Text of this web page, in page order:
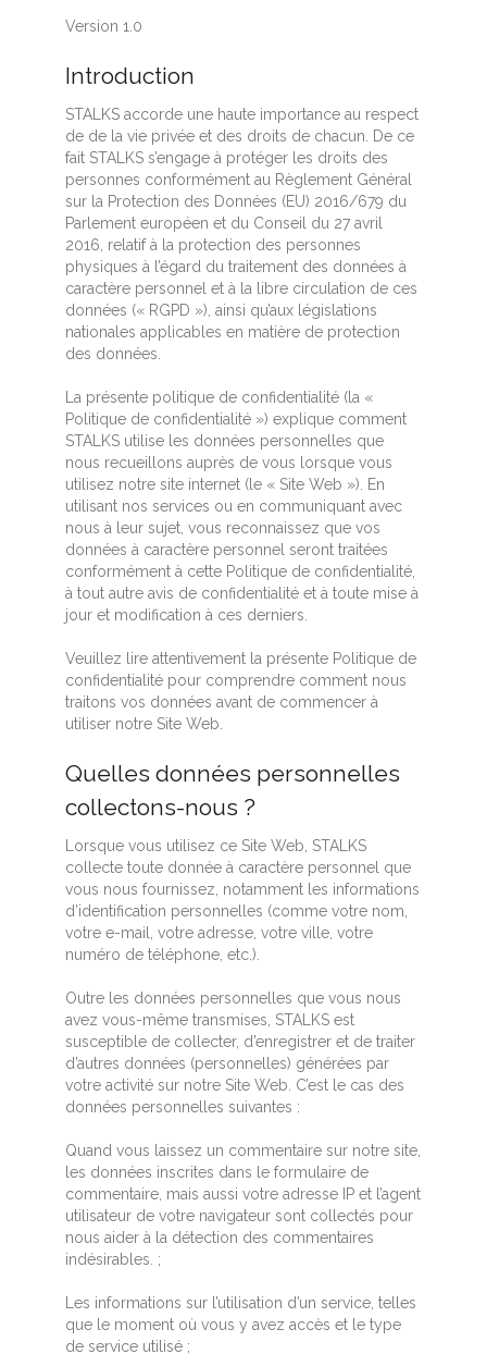
Version 1.0
Introduction
STALKS accorde une haute importance au respect
de de la vie privée et des droits de chacun. De ce
fait STALKS s’engage à protéger les droits des
personnes conformément au Règlement Général
sur la Protection des Données (EU) 2016/679 du
Parlement européen et du Conseil du 27 avril
2016, relatif à la protection des personnes
physiques à l’égard du traitement des données à
caractère personnel et à la libre circulation de ces
données (« RGPD »), ainsi qu’aux législations
nationales applicables en matière de protection
des données.
La présente politique de confidentialité (la «
Politique de confidentialité ») explique comment
STALKS utilise les données personnelles que
nous recueillons auprès de vous lorsque vous
utilisez notre site internet (le « Site Web »). En
utilisant nos services ou en communiquant avec
nous à leur sujet, vous reconnaissez que vos
données à caractère personnel seront traitées
conformément à cette Politique de confidentialité,
à tout autre avis de confidentialité et à toute mise à
jour et modification à ces derniers.
Veuillez lire attentivement la présente Politique de
confidentialité pour comprendre comment nous
traitons vos données avant de commencer à
utiliser notre Site Web.
Quelles données personnelles
collectons-nous ?
Lorsque vous utilisez ce Site Web, STALKS
collecte toute donnée à caractère personnel que
vous nous fournissez, notamment les informations
d’identification personnelles (comme votre nom,
votre e-mail, votre adresse, votre ville, votre
numéro de téléphone, etc.).
Outre les données personnelles que vous nous
avez vous-même transmises, STALKS est
susceptible de collecter, d’enregistrer et de traiter
d’autres données (personnelles) générées par
votre activité sur notre Site Web. C’est le cas des
données personnelles suivantes :
Quand vous laissez un commentaire sur notre site,
les données inscrites dans le formulaire de
commentaire, mais aussi votre adresse IP et l’agent
utilisateur de votre navigateur sont collectés pour
nous aider à la détection des commentaires
indésirables. ;
Les informations sur l’utilisation d’un service, telles
que le moment où vous y avez accès et le type
de service utilisé ;